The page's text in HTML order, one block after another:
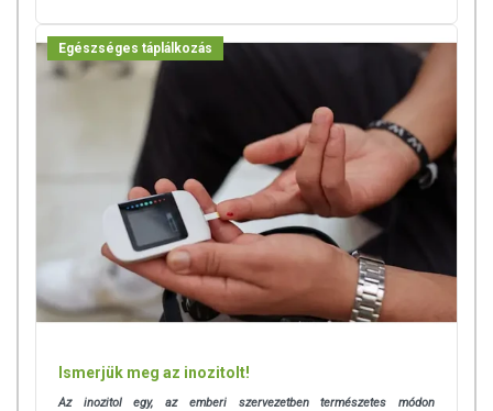
Egészséges táplálkozás
Ismerjük meg az inozitolt!
Az inozitol egy, az emberi szervezetben természetes módon